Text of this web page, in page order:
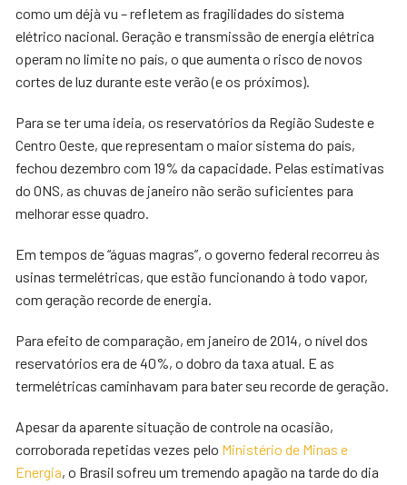
como um déjà vu – refletem as fragilidades do sistema
elétrico nacional. Geração e transmissão de energia elétrica
operam no limite no país, o que aumenta o risco de novos
cortes de luz durante este verão (e os próximos).
Para se ter uma ideia, os reservatórios da Região Sudeste e
Centro Oeste, que representam o maior sistema do país,
fechou dezembro com 19% da capacidade. Pelas estimativas
do ONS, as chuvas de janeiro não serão suficientes para
melhorar esse quadro.
Em tempos de “águas magras”, o governo federal recorreu às
usinas termelétricas, que estão funcionando à todo vapor,
com geração recorde de energia.
Para efeito de comparação, em janeiro de 2014, o nível dos
reservatórios era de 40%, o dobro da taxa atual. E as
termelétricas caminhavam para bater seu recorde de geração.
Apesar da aparente situação de controle na ocasião,
corroborada repetidas vezes pelo Ministério de Minas e
Energia, o Brasil sofreu um tremendo apagão na tarde do dia